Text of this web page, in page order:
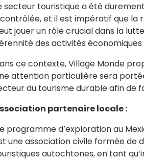
secteur touristique a été
et il est impératif que la
jouer un rôle crucial dans la
des activités
ce contexte, Village Monde
attention particulière sera
du tourisme durable afin de
partenaire locale :
programme d’exploration au
une association civile formée de
autochtones, en tant